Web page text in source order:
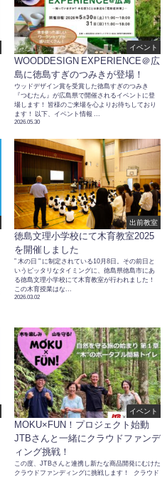
イベント
WOODDESIGN EXPERIENCE＠広
島に徳島すぎのつみきが登場！
ウッドデザイン賞を受賞した徳島すぎのつみき
『つむたん』が広島県で開催されるイベントに登
場します！ 皆様のご来場を心よりお待ちしており
ます！ 以下、イベント情報 ...
2026.05.30
出前教室
徳島文理小学校にて木育教室2025
を開催しました
” 木の日 " に制定されている10月8日。その前日と
いうピッタリなタイミングに、徳島県徳島市にあ
る徳島文理小学校にて木育教室が行われました！
この木育授業はな...
2026.03.02
イベント
MOKU×FUN！プロジェクト始動
JTBさんと一緒にクラウドファンデ
ィング挑戦！
この度、JTBさんと連携し新たな商品開発にむけた
クラウドファンディングに挑戦します！ クラウド